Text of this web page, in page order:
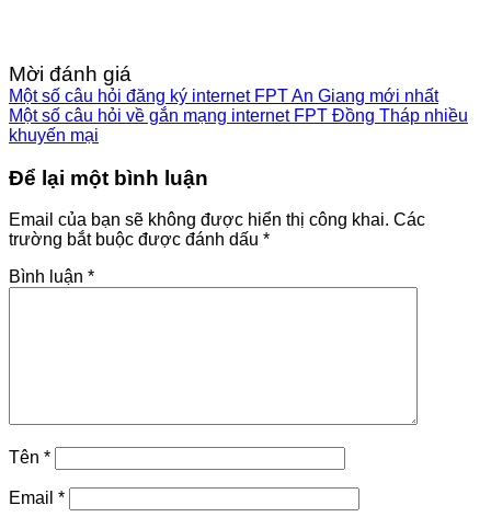
Mời đánh giá
Một số câu hỏi đăng ký internet FPT An Giang mới nhất
Một số câu hỏi về gắn mạng internet FPT Đồng Tháp nhiều
khuyến mại
Để lại một bình luận
Email của bạn sẽ không được hiển thị công khai. Các
trường bắt buộc được đánh dấu *
Bình luận *
Tên *
Email *